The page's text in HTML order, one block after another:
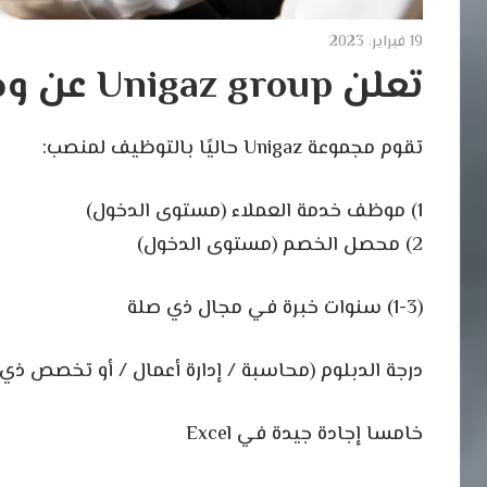
19 فبراير، 2023
تعلن Unigaz group عن وظائف شاغرة
تقوم مجموعة Unigaz حاليًا بالتوظيف لمنصب:
1) موظف خدمة العملاء (مستوى الدخول)
2) محصل الخصم (مستوى الدخول)
(1-3) سنوات خبرة في مجال ذي صلة
درجة الدبلوم (محاسبة / إدارة أعمال / أو تخصص
خامسا إجادة جيدة في Excel